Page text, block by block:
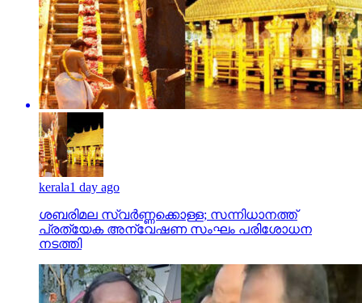
kerala1 day ago
ശബരിമല സ്വര്‍ണ്ണക്കൊള്ള; സന്നിധാനത്ത്
പ്രത്യേക അന്വേഷണ സംഘം പരിശോധന
നടത്തി